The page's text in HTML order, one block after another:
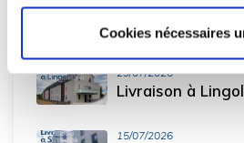
Cookies nécessaires
Réhabilitation
Sélestat
29/07/2026
Livraison à
15/07/2026